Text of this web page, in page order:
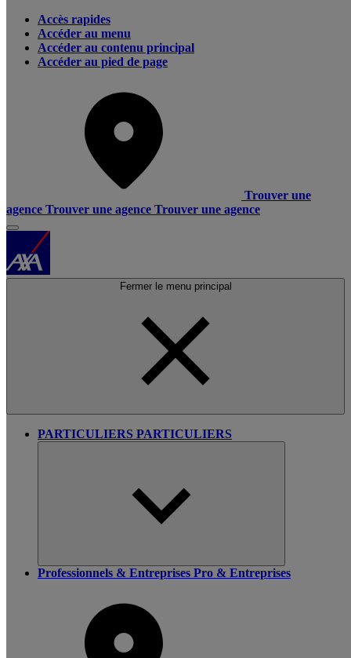
Accès rapides
Accéder au menu
Accéder au contenu principal
Accéder au pied de page
Trouver une
agence Trouver une agence Trouver une agence
Fermer le menu principal
PARTICULIERS PARTICULIERS
Professionnels & Entreprises Pro & Entreprises